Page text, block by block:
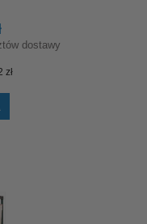
dostawy
zł